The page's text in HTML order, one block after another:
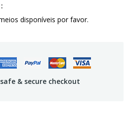
disponíveis por favor.
& secure checkout